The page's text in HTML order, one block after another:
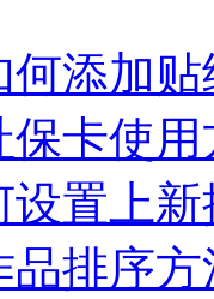
添加贴
保卡使用
设置上
品排序方